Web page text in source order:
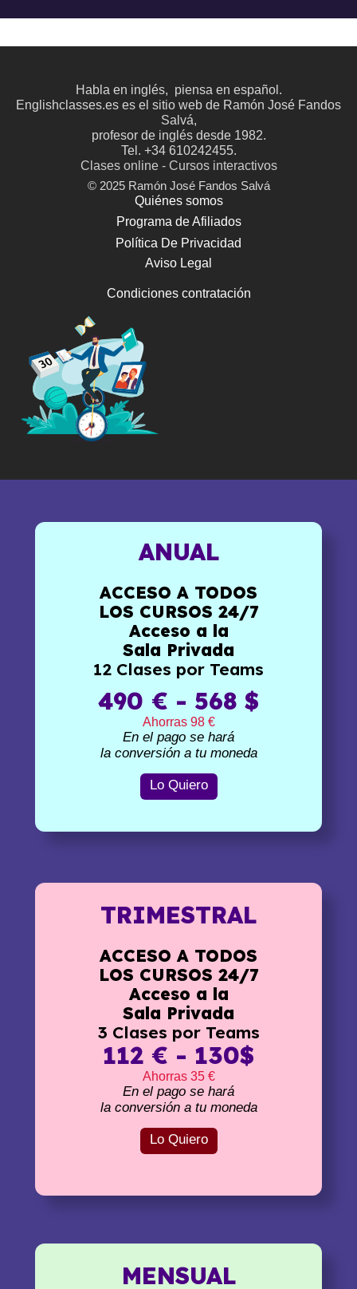
Habla en inglés, piensa en español.
Englishclasses.es es el sitio web de Ramón José Fandos
Salvá,
profesor de inglés desde 1982.
Tel. +34 610242455.
Clases online - Cursos interactivos
© 2025 Ramón José Fandos Salvá
Quiénes somos
Programa de Afiliados
Política De Privacidad
Aviso Legal
Condiciones contratación
ANUAL
ACCESO A TODOS
LOS CURSOS 24/7
Acceso a la
Sala Privada
12 Clases por Teams
490 € - 568 $
Ahorras 98 €
En el pago se hará
la conversión a tu moneda
Lo Quiero
TRIMESTRAL
ACCESO A TODOS
LOS CURSOS 24/7
Acceso a la
Sala Privada
3 Clases por Teams
112 € - 130$
Ahorras 35 €
En el pago se hará
la conversión a tu moneda
Lo Quiero
MENSUAL